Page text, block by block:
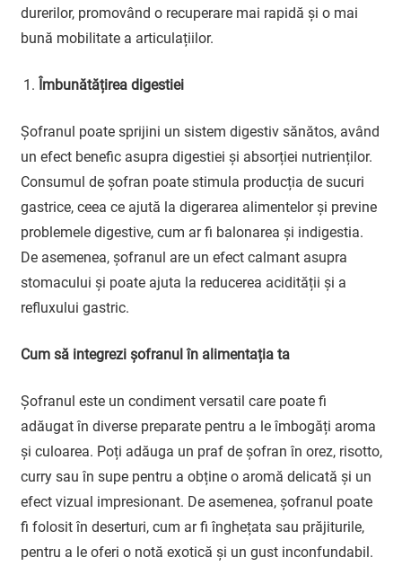
durerilor, promovând o recuperare mai rapidă și o mai
bună mobilitate a articulațiilor.
Îmbunătățirea digestiei
Șofranul poate sprijini un sistem digestiv sănătos, având
un efect benefic asupra digestiei și absorției nutrienților.
Consumul de șofran poate stimula producția de sucuri
gastrice, ceea ce ajută la digerarea alimentelor și previne
problemele digestive, cum ar fi balonarea și indigestia.
De asemenea, șofranul are un efect calmant asupra
stomacului și poate ajuta la reducerea acidității și a
refluxului gastric.
Cum să integrezi șofranul în alimentația ta
Șofranul este un condiment versatil care poate fi
adăugat în diverse preparate pentru a le îmbogăți aroma
și culoarea. Poți adăuga un praf de șofran în orez, risotto,
curry sau în supe pentru a obține o aromă delicată și un
efect vizual impresionant. De asemenea, șofranul poate
fi folosit în deserturi, cum ar fi înghețata sau prăjiturile,
pentru a le oferi o notă exotică și un gust inconfundabil.